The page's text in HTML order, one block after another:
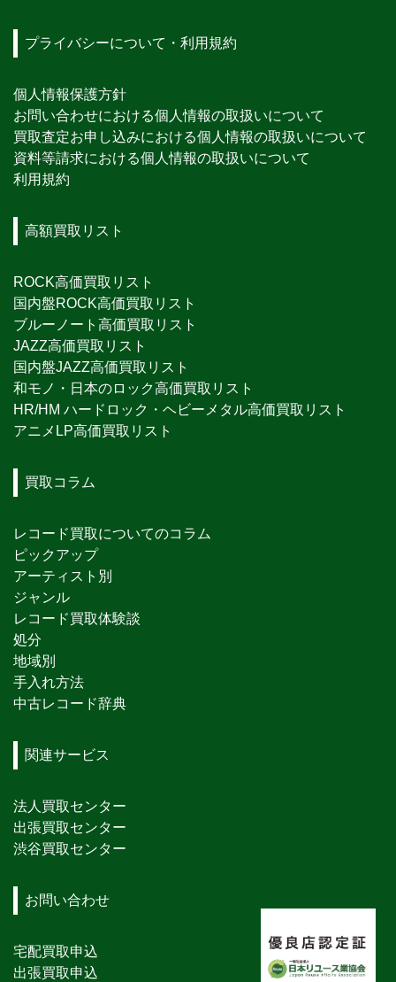
プライバシーについて・利用規約
個人情報保護方針
お問い合わせにおける個人情報の取扱いについて
買取査定お申し込みにおける個人情報の取扱いについて
資料等請求における個人情報の取扱いについて
利用規約
高額買取リスト
ROCK高価買取リスト
国内盤ROCK高価買取リスト
ブルーノート高価買取リスト
JAZZ高価買取リスト
国内盤JAZZ高価買取リスト
和モノ・日本のロック高価買取リスト
HR/HM ハードロック・ヘビーメタル高価買取リスト
アニメLP高価買取リスト
買取コラム
レコード買取についてのコラム
ピックアップ
アーティスト別
ジャンル
レコード買取体験談
処分
地域別
手入れ方法
中古レコード辞典
関連サービス
法人買取センター
出張買取センター
渋谷買取センター
お問い合わせ
宅配買取申込
出張買取申込